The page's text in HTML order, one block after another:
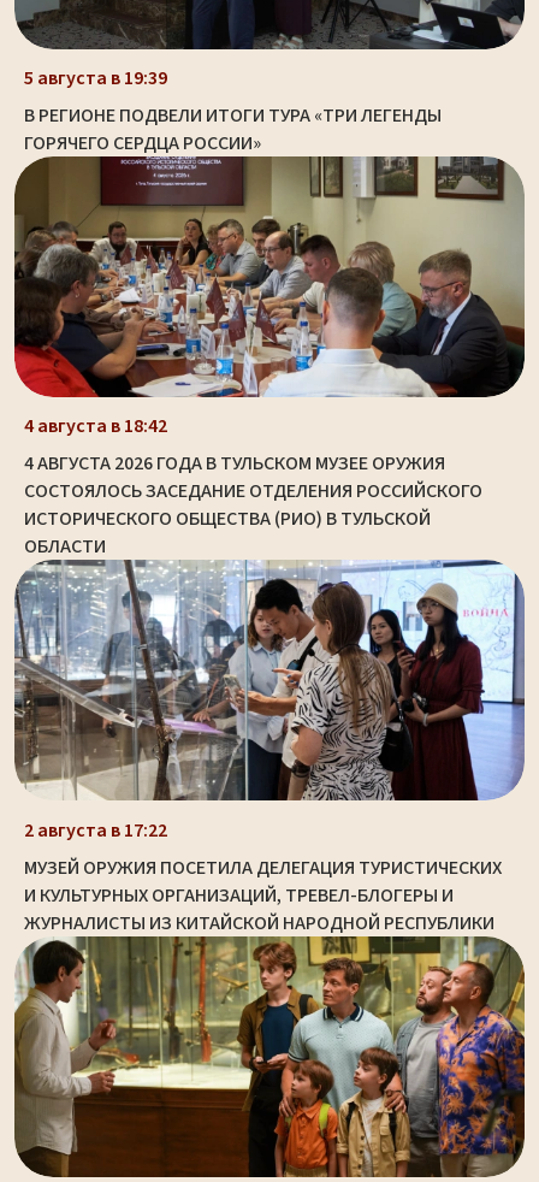
5 августа в 19:39
В РЕГИОНЕ ПОДВЕЛИ ИТОГИ ТУРА «ТРИ ЛЕГЕНДЫ
ГОРЯЧЕГО СЕРДЦА РОССИИ»
4 августа в 18:42
4 АВГУСТА 2026 ГОДА В ТУЛЬСКОМ МУЗЕЕ ОРУЖИЯ
СОСТОЯЛОСЬ ЗАСЕДАНИЕ ОТДЕЛЕНИЯ РОССИЙСКОГО
ИСТОРИЧЕСКОГО ОБЩЕСТВА (РИО) В ТУЛЬСКОЙ
ОБЛАСТИ
2 августа в 17:22
МУЗЕЙ ОРУЖИЯ ПОСЕТИЛА ДЕЛЕГАЦИЯ ТУРИСТИЧЕСКИХ
И КУЛЬТУРНЫХ ОРГАНИЗАЦИЙ, ТРЕВЕЛ-БЛОГЕРЫ И
ЖУРНАЛИСТЫ ИЗ КИТАЙСКОЙ НАРОДНОЙ РЕСПУБЛИКИ